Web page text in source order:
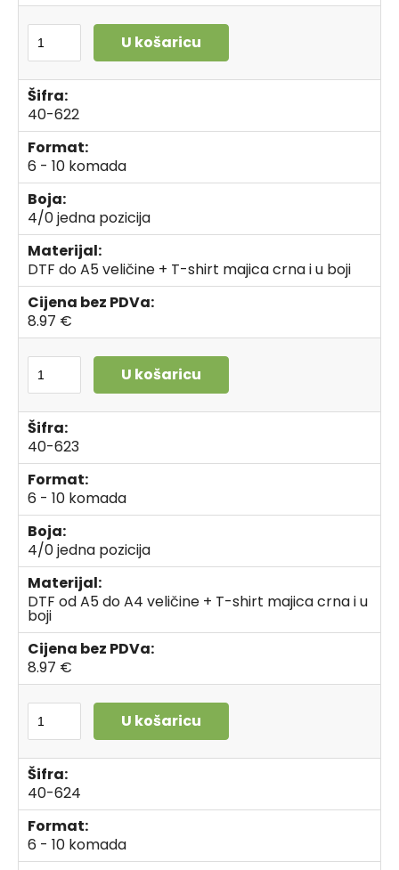
U košaricu
Šifra:
40-622
Format:
6 - 10 komada
Boja:
4/0 jedna pozicija
Materijal:
DTF do A5 veličine + T-shirt majica crna i u boji
Cijena bez PDVa:
8.97 €
U košaricu
Šifra:
40-623
Format:
6 - 10 komada
Boja:
4/0 jedna pozicija
Materijal:
DTF od A5 do A4 veličine + T-shirt majica crna i u
boji
Cijena bez PDVa:
8.97 €
U košaricu
Šifra:
40-624
Format:
6 - 10 komada